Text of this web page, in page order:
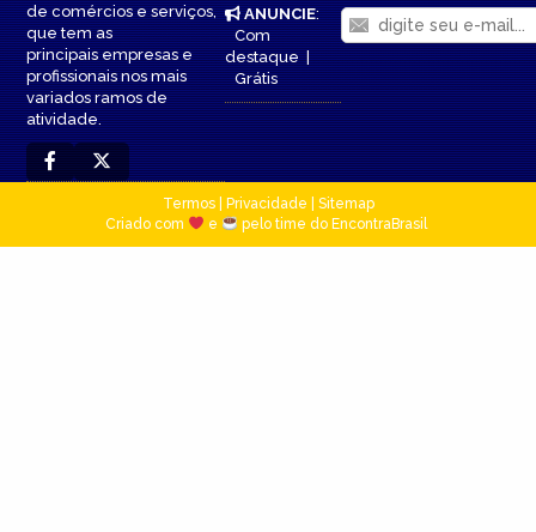
de comércios e serviços,
que tem as
principais empresas e
profissionais nos mais
variados ramos de
atividade.
ANUNCIE:
Com
destaque|
Grátis
Termos| Privacidade
Sitemap
Criado com
e pelo time do EncontraBrasil